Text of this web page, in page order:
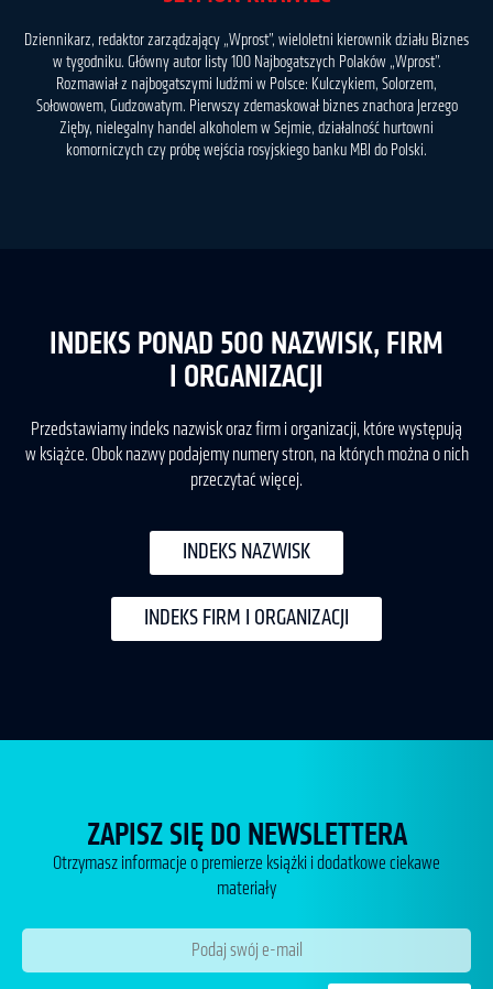
Dziennikarz, redaktor zarządzający „Wprost”, wieloletni kierownik działu Biznes
w tygodniku. Główny autor listy 100 Najbogatszych Polaków „Wprost”.
Rozmawiał z najbogatszymi ludźmi w Polsce: Kulczykiem, Solorzem,
Sołowowem, Gudzowatym. Pierwszy zdemaskował biznes znachora Jerzego
Zięby, nielegalny handel alkoholem w Sejmie, działalność hurtowni
komorniczych czy próbę wejścia rosyjskiego banku MBI do Polski.
INDEKS PONAD 500 NAZWISK, FIRM
I ORGANIZACJI
Przedstawiamy indeks nazwisk oraz firm i organizacji, które występują
w książce. Obok nazwy podajemy numery stron, na których można o nich
przeczytać więcej.
INDEKS NAZWISK
INDEKS FIRM I ORGANIZACJI
ZAPISZ SIĘ DO NEWSLETTERA
Otrzymasz informacje o premierze książki i dodatkowe ciekawe
materiały